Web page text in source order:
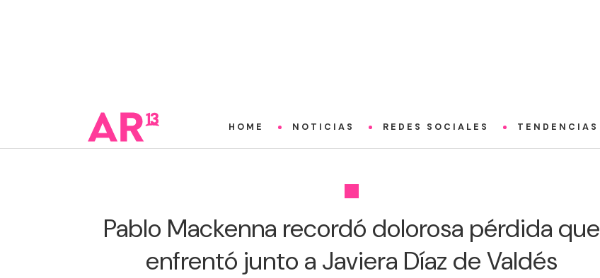
HOME NOTICIAS REDES SOCIALES TENDENCIAS
Pablo Mackenna recordó dolorosa pérdida que
enfrentó junto a Javiera Díaz de Valdés